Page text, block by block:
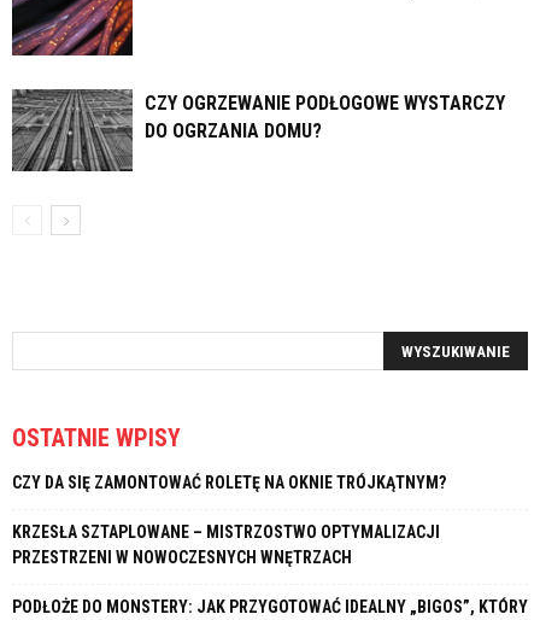
CZY OGRZEWANIE PODŁOGOWE WYSTARCZY
DO OGRZANIA DOMU?
OSTATNIE WPISY
CZY DA SIĘ ZAMONTOWAĆ ROLETĘ NA OKNIE TRÓJKĄTNYM?
KRZESŁA SZTAPLOWANE – MISTRZOSTWO OPTYMALIZACJI
PRZESTRZENI W NOWOCZESNYCH WNĘTRZACH
PODŁOŻE DO MONSTERY: JAK PRZYGOTOWAĆ IDEALNY „BIGOS”, KTÓRY